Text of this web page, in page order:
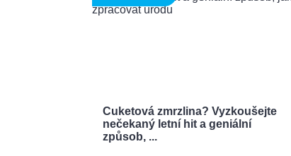
Cuketová zmrzlina? Vyzkoušejte
nečekaný letní hit a geniální
způsob, ...